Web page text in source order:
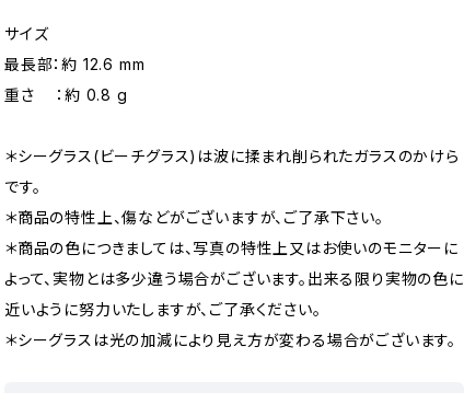
サイズ
最長部：約 12.6 mm
重さ ：約 0.8 g
＊シーグラス(ビーチグラス)は波に揉まれ削られたガラスのかけら
です。
＊商品の特性上、傷などがございますが、ご了承下さい。
＊商品の色につきましては、写真の特性上又はお使いのモニターに
よって、実物とは多少違う場合がございます。出来る限り実物の色に
近いように努力いたしますが、ご了承ください。
＊シーグラスは光の加減により見え方が変わる場合がございます。